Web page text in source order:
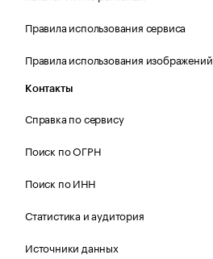
Правила использования сервиса
Правила использования изображений
Контакты
Справка по сервису
Поиск по ОГРН
Поиск по ИНН
Статистика и аудитория
Источники данных